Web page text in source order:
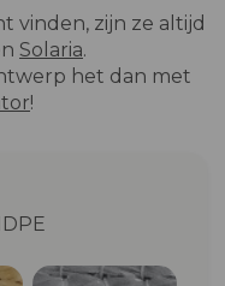
vinden, zijn ze altijd
Solaria.
het dan met
!